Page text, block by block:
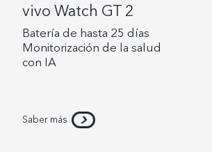
vivo Watch GT 2
Batería de hasta 25 días
Monitorización de la salud
con IA
Saber más